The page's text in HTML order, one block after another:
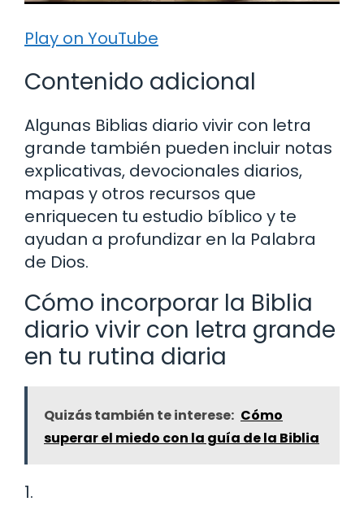
Play on YouTube
Contenido adicional
Algunas Biblias diario vivir con letra
grande también pueden incluir notas
explicativas, devocionales diarios,
mapas y otros recursos que
enriquecen tu estudio bíblico y te
ayudan a profundizar en la Palabra
de Dios.
Cómo incorporar la Biblia
diario vivir con letra grande
en tu rutina diaria
Quizás también te interese: Cómo
superar el miedo con la guía de la Biblia
1.